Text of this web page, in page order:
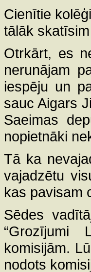
Cienītie
tālāk
Otrkārt, es
nerunājam
iespēju un
sauc Aigars
Saeimas
nopietnāki
Tā ka
vajadzētu
kas pavisam
Sēdes
“Grozījumi
komisijām.
nodots